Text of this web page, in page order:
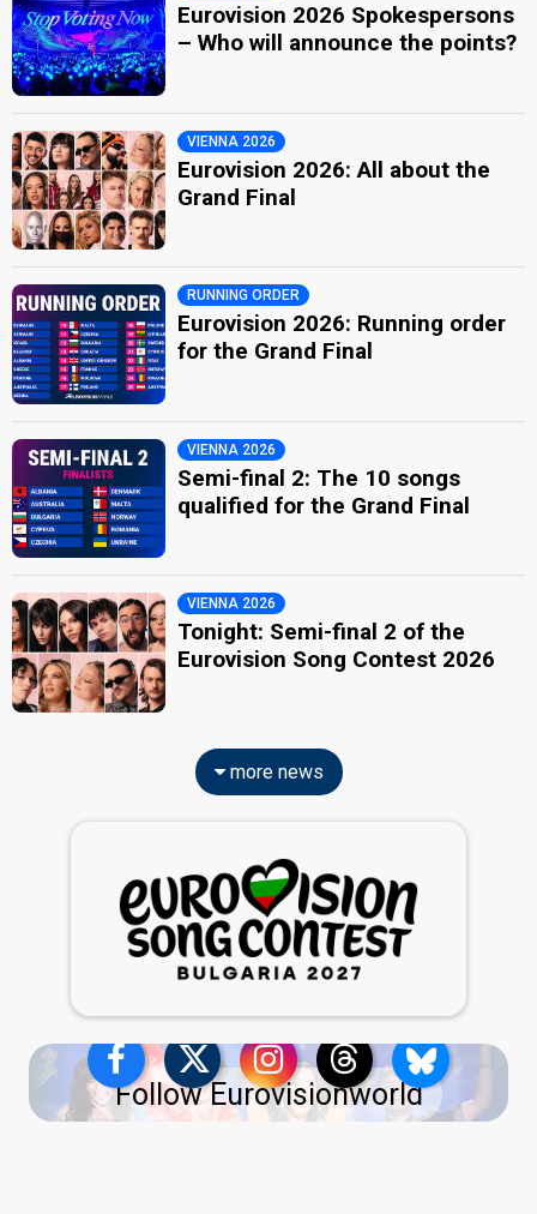
Eurovision 2026 Spokespersons
– Who will announce the points?
VIENNA 2026
Eurovision 2026: All about the
Grand Final
RUNNING ORDER
Eurovision 2026: Running order
for the Grand Final
VIENNA 2026
Semi-final 2: The 10 songs
qualified for the Grand Final
VIENNA 2026
Tonight: Semi-final 2 of the
Eurovision Song Contest 2026
more news
Follow Eurovisionworld